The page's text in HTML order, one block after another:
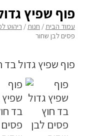
פוף שפיץ
עמוד הבית/ חנות/ ריהוט
פסים לבן שחור